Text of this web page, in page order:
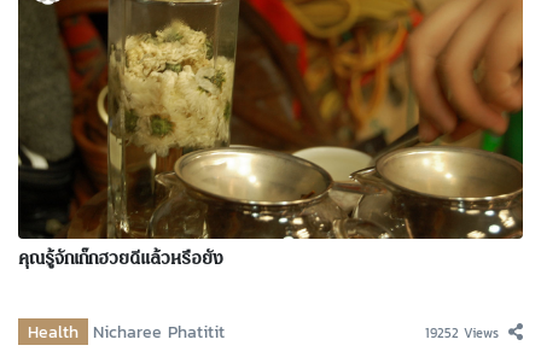
คุณรู้จักเก๊กฮวยดีแล้วหรือยัง
Health Nicharee Phatitit 19252 Views